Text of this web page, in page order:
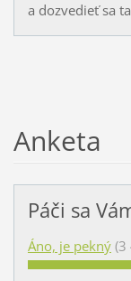
a dozvedieť sa
Anketa
Páči sa
Áno, je pekný (3